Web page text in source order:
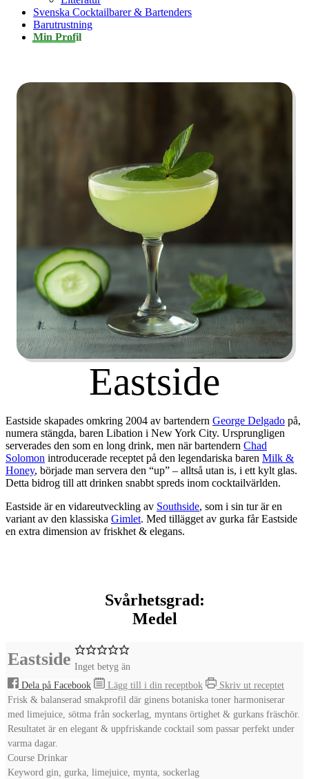
Svenska Cocktailbarer & Bartenders
Barutrustning
Min Profil
Eastside
Eastside skapades omkring 2004 av bartendern George Delgado på,
numera stängda, baren Libation i New York City. Ursprungligen
serverades den som en long drink, men när bartendern Chad
Solomon introducerade receptet på den legendariska baren Milk &
Honey, började man servera den “up” – alltså utan is, i ett kylt glas.
Detta bidrog till att drinken snabbt spreds inom cocktailvärlden.
Eastside är en vidareutveckling av Southside, som i sin tur är en
variant av den klassiska Gimlet. Med tillägget av gurka får Eastside
en extra dimension av friskhet & elegans.
Svårhetsgrad:
Medel
Eastside Inget betyg än
Dela på Facebook
Lägg till i din receptbok
Skriv ut receptet
Frisk & balanserad smakprofil där ginens botaniska toner harmoniserar
med limejuice, sötma från sockerlag, myntans örtighet & gurkans fräschör.
Resultatet är en elegant & uppfriskande cocktail som passar perfekt under
varma dagar.
Course Drinkar
Keyword gin, gurka, limejuice, mynta, sockerlag